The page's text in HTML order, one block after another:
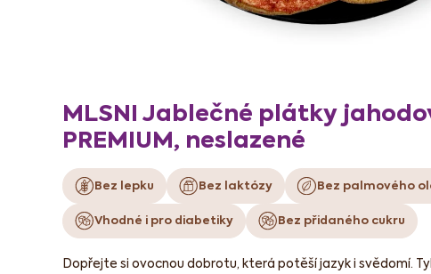
MLSNI Jablečné plátky
PREMIUM, neslazené
Bez lepku Bez laktózy Bez palmového
Vhodné i pro diabetiky Bez přidaného cukru
Dopřejte si ovocnou dobrotu, která potěší jazyk i svědomí.